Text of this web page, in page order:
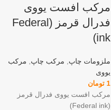
مرکب افست یووی
فدرال قرمز (Federal
ink)
ملزومات چاپ مرکب چاپ
مرکب
یووی
1 تومان
مرکب افست یووی فدرال قرمز
(Federal ink)